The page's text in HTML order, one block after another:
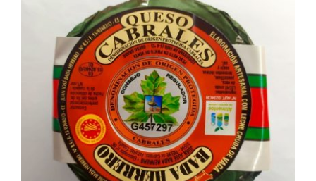
AÑADIR AL CARRITO
/
DETALLES